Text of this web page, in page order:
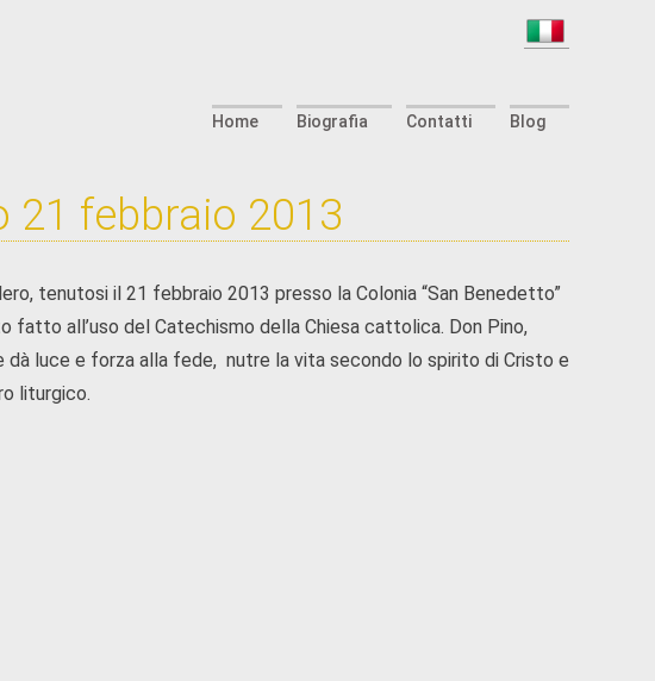
Home Biografia Contatti Blog
21 febbraio 2013
tenutosi il 21 febbraio 2013 presso la Colonia “San Benedetto”
all’uso del Catechismo della Chiesa cattolica. Don Pino,
luce e forza alla fede, nutre la vita secondo lo spirito di Cristo e
liturgico.